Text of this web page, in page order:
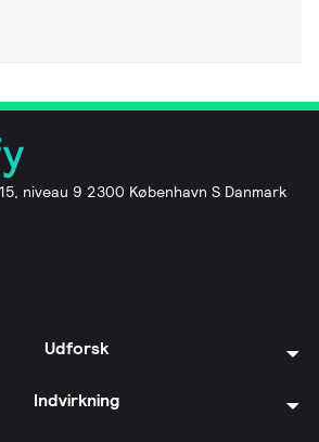
niveau 9 2300 København S Danmark
Udforsk
Indvirkning